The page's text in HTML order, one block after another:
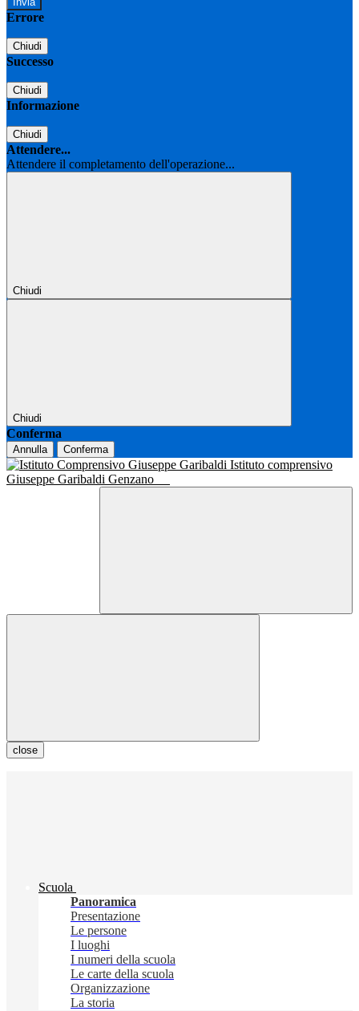
Errore
Chiudi
Successo
Chiudi
Informazione
Chiudi
Attendere...
Attendere il completamento dell'operazione...
Chiudi
Chiudi
Conferma
Annulla Conferma
Istituto comprensivo
Giuseppe Garibaldi Genzano
close
Scuola
Panoramica
Presentazione
Le persone
I luoghi
I numeri della scuola
Le carte della scuola
Organizzazione
La storia